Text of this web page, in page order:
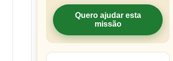
Quero ajudar esta
missão